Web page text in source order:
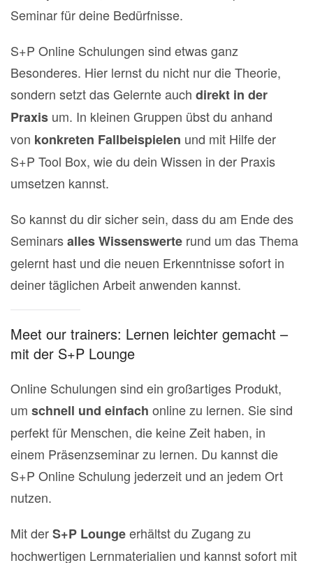
Seminar für deine Bedürfnisse.
S+P Online Schulungen sind etwas ganz
Besonderes. Hier lernst du nicht nur die Theorie,
sondern setzt das Gelernte auch direkt in der
Praxis um. In kleinen Gruppen übst du anhand
von konkreten Fallbeispielen und mit Hilfe der
S+P Tool Box, wie du dein Wissen in der Praxis
umsetzen kannst.
So kannst du dir sicher sein, dass du am Ende des
Seminarsalles Wissenswerte rund um das Thema
gelernt hast und die neuen Erkenntnisse sofort in
deiner täglichen Arbeit anwenden kannst.
Meet our trainers: Lernen leichter gemacht –
mit der S+P Lounge
Online Schulungen sind ein großartiges Produkt,
um schnell und einfach online zu lernen. Sie sind
perfekt für Menschen, die keine Zeit haben, in
einem Präsenzseminar zu lernen. Du kannst die
S+P Online Schulung jederzeit und an jedem Ort
nutzen.
Mit derS+P Loungeerhältst du Zugang zu
hochwertigen Lernmaterialien und kannst sofort mit